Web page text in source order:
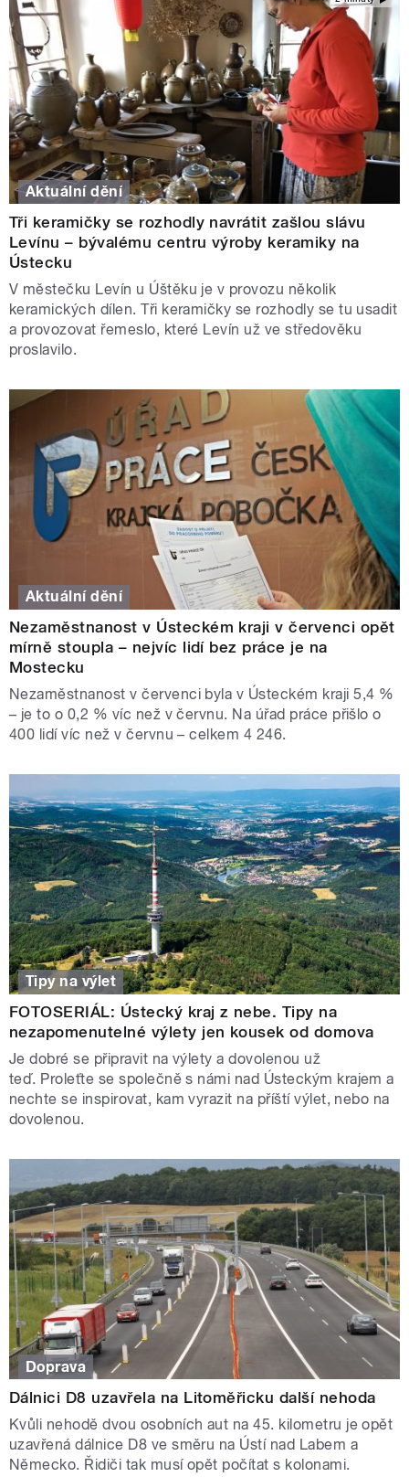
Aktuální dění
Tři keramičky se rozhodly navrátit zašlou slávu
Levínu – bývalému centru výroby keramiky na
Ústecku
V městečku Levín u Úštěku je v provozu několik
keramických dílen. Tři keramičky se rozhodly se tu usadit
a provozovat řemeslo, které Levín už ve středověku
proslavilo.
Aktuální dění
Nezaměstnanost v Ústeckém kraji v červenci opět
mírně stoupla – nejvíc lidí bez práce je na
Mostecku
Nezaměstnanost v červenci byla v Ústeckém kraji 5,4 %
– je to o 0,2 % víc než v červnu. Na úřad práce přišlo o
400 lidí víc než v červnu – celkem 4 246.
Tipy na výlet
FOTOSERIÁL: Ústecký kraj z nebe. Tipy na
nezapomenutelné výlety jen kousek od domova
Je dobré se připravit na výlety a dovolenou už
teď. Proleťte se společně s námi nad Ústeckým krajem a
nechte se inspirovat, kam vyrazit na příští výlet, nebo na
dovolenou.
Doprava
Dálnici D8 uzavřela na Litoměřicku další nehoda
Kvůli nehodě dvou osobních aut na 45. kilometru je opět
uzavřená dálnice D8 ve směru na Ústí nad Labem a
Německo. Řidiči tak musí opět počítat s kolonami.